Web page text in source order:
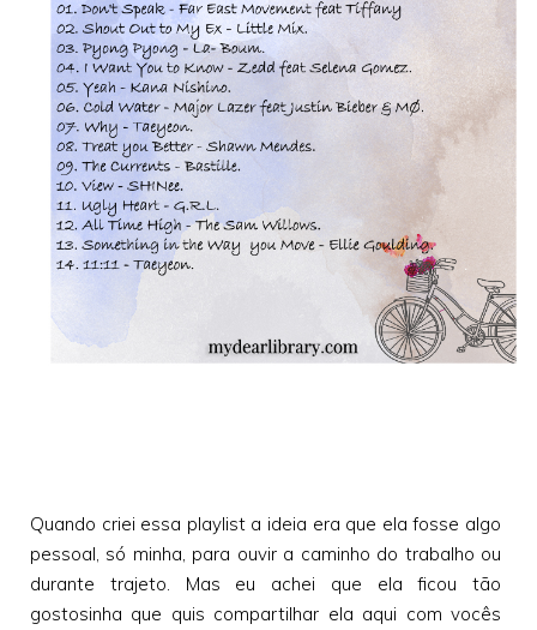
Quando criei essa playlist a ideia era que ela fosse algo
pessoal, só minha, para ouvir a caminho do trabalho ou
durante trajeto. Mas eu achei que ela ficou tão
gostosinha que quis compartilhar ela aqui com vocês